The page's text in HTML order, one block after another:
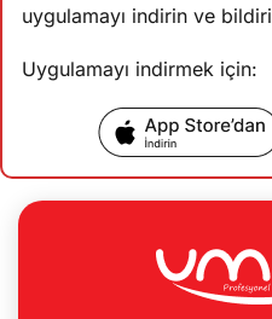
uygulamayı indirin ve
Uygulamayı indirmek için: